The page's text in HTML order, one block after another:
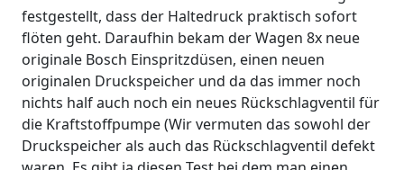
festgestellt, dass der Haltedruck praktisch sofort
flöten geht. Daraufhin bekam der Wagen 8x neue
originale Bosch Einspritzdüsen, einen neuen
originalen Druckspeicher und da das immer noch
nichts half auch noch ein neues Rückschlagventil für
die Kraftstoffpumpe (Wir vermuten das sowohl der
Druckspeicher als auch das Rückschlagventil defekt